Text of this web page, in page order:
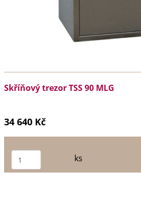
Skříňový trezor TSS 90 MLG
34 640 Kč
ks